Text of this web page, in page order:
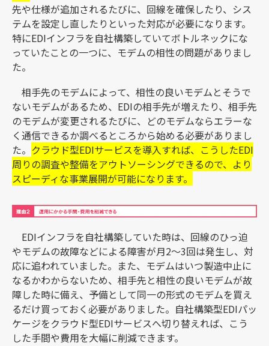
先や仕様が追加されるたびに、回線を確保したり、シス
テムを設定し直したりといった対応が必要になります。
特にEDIインフラを自社構築していてボトルネックにな
っていたことの一つに、モデムの相性の問題がありまし
た。
相手先のモデムによって、相性の良いモデムとそうで
ないモデムがあるため、EDIの相手先が増えたり、相手先
のモデムが変更されるたびに、どのモデムならエラーな
く通信できるか調べるところから始める必要がありまし
た。 クラウド型EDIサービスを導入すれば、こうしたEDI
周りの調査や整備をアウトソーシングできるので、より
スピーディな事業展開が可能になります。
EDIインフラを自社構築していた時は、回線のひっ迫
やモデムの故障などによる障害が月2～3回は発生し、対
応に追われていました。また、モデムはいつ製造中止に
なるかわからないため、相手先と相性の良いモデムが故
障した時に備え、予備として同一の形式のモデムを買え
るだけ買っておく必要がありました。自社構築型EDIパッ
ケージをクラウド型EDIサービスへ切り替えれば、こう
した手間や費用を大幅に削減できます。